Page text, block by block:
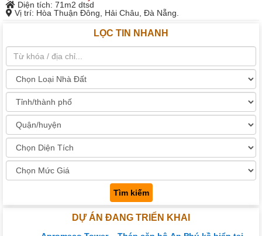
Diện tích: 71m2 dtsd
Vị trí: Hòa Thuận Đông, Hải Châu, Đà Nẵng.
LỌC TIN NHANH
Tìm kiếm
DỰ ÁN ĐANG TRIỂN KHAI